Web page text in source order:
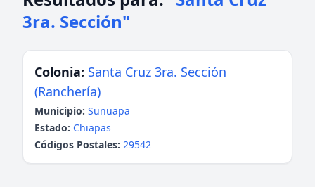
3ra. Sección"
Colonia: Santa Cruz 3ra. Sección
(Ranchería)
Municipio: Sunuapa
Estado: Chiapas
Códigos Postales: 29542